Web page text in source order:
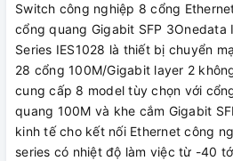
Switch công nghiệp 8 cổng
cổng quang Gigabit SFP 3Onedata
Series IES1028 là thiết bị chuyển
28 cổng 100M/Gigabit layer 2
cung cấp 8 model tùy chọn với
quang 100M và khe cắm Gigabit
kinh tế cho kết nối Ethernet công
series có nhiệt độ làm việc từ -40